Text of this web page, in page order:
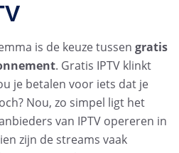
is de keuze tussen gratis
. Gratis IPTV klinkt
je betalen voor iets dat je
Nou, zo simpel ligt het
van IPTV opereren in
zijn de streams vaak